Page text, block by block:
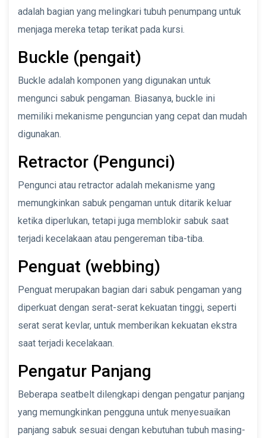
adalah bagian yang melingkari tubuh penumpang untuk
menjaga mereka tetap terikat pada kursi.
Buckle (pengait)
Buckle adalah komponen yang digunakan untuk
mengunci sabuk pengaman. Biasanya, buckle ini
memiliki mekanisme penguncian yang cepat dan mudah
digunakan.
Retractor (Pengunci)
Pengunci atau retractor adalah mekanisme yang
memungkinkan sabuk pengaman untuk ditarik keluar
ketika diperlukan, tetapi juga memblokir sabuk saat
terjadi kecelakaan atau pengereman tiba-tiba.
Penguat (webbing)
Penguat merupakan bagian dari sabuk pengaman yang
diperkuat dengan serat-serat kekuatan tinggi, seperti
serat serat kevlar, untuk memberikan kekuatan ekstra
saat terjadi kecelakaan.
Pengatur Panjang
Beberapa seatbelt dilengkapi dengan pengatur panjang
yang memungkinkan pengguna untuk menyesuaikan
panjang sabuk sesuai dengan kebutuhan tubuh masing-